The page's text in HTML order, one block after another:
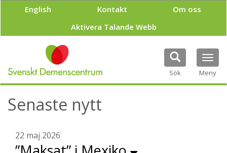
p
l
English Kontakt
Om oss
Aktivera Talande Webb
Sök Meny
Senaste nytt
22 maj 2026